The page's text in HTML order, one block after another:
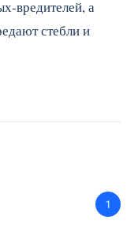
вредителей, а
стебли и
1